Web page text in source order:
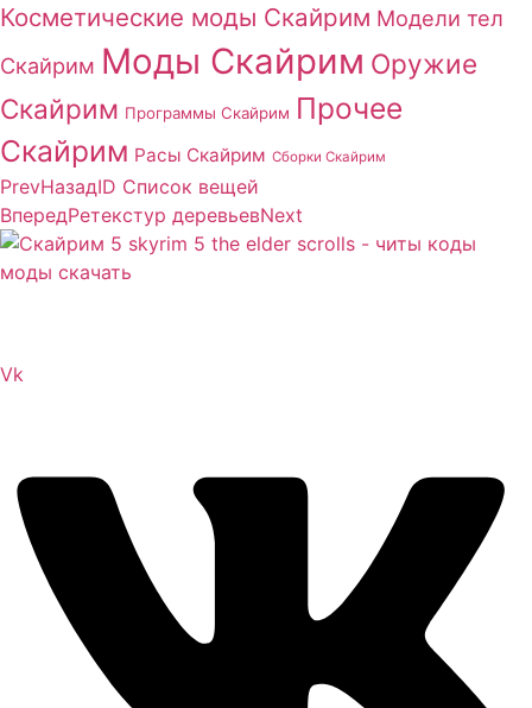
Косметические моды Скайрим Модели тел
Скайрим Моды Скайрим Оружие
Скайрим Программы Скайрим Прочее
Скайрим Расы Скайрим Сборки Скайрим
PrevНазадID Список вещей
ВпередРетекстур деревьевNext
Vk